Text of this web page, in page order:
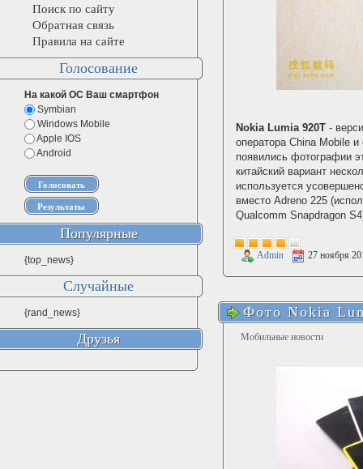
Nokia Lumia 920T -
оператора China Mobile
появились фотографии
китайский вариант
используется
вместо Adreno 225
Qualcomm Snapdragon
Admin 27 ноября
Фото Nokia
Мобильные новости
Поиск по сайту
Обратная связь
Правила на сайте
Голосование
На какой ОС Ваш смартфон
Symbian
Windows Mobile
Apple IOS
Android
Популярные
{top_news}
Случайные
{rand_news}
Друзья